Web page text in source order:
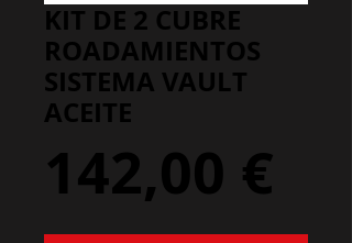
KIT DE 2 CUBRE
ROADAMIENTOS
SISTEMA VAULT
ACEITE
142,00 €